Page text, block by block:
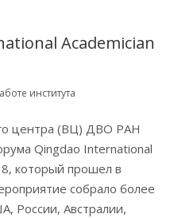
Academician
института
центра (ВЦ) ДВО РАН
Qingdao International
который прошел в
собрало более
России, Австралии,